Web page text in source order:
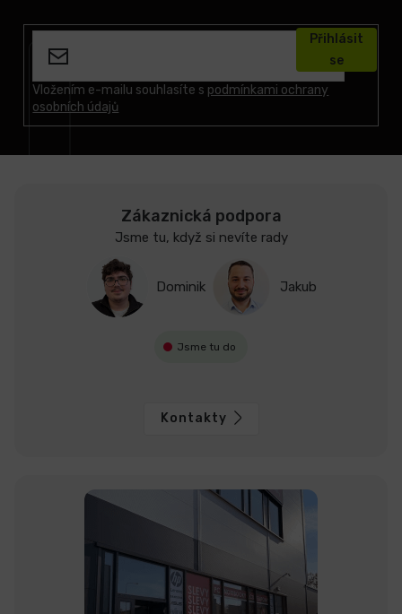
Vložením e-mailu souhlasíte s podmínkami ochrany
osobních údajů
Přihlásit
se
Zákaznická podpora
Jsme tu, když si nevíte rady
Dominik Jakub
Jsme tu do
Kontakty